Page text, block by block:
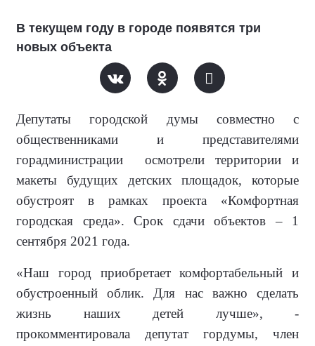
В текущем году в городе появятся три
новых объекта
Депутаты городской думы совместно с
общественниками и представителями
горадминистрации осмотрели территории и
макеты будущих детских площадок, которые
обустроят в рамках проекта «Комфортная
городская среда». Срок сдачи объектов – 1
сентября 2021 года.
«Наш город приобретает комфортабельный и
обустроенный облик. Для нас важно сделать
жизнь наших детей лучше», -
прокомментировала депутат гордумы, член